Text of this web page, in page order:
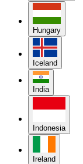
Hungary
Iceland
India
Indonesia
Ireland